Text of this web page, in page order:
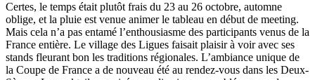
Certes, le temps était plutôt frais du 23 au 26 octobre, automne
oblige, et la pluie est venue animer le tableau en début de meeting.
Mais cela n’a pas entamé l’enthousiasme des participants venus de la
France entière. Le village des Ligues faisait plaisir à voir avec ses
stands fleurant bon les traditions régionales. L’ambiance unique de
la Coupe de France a de nouveau été au rendez-vous dans les Deux-